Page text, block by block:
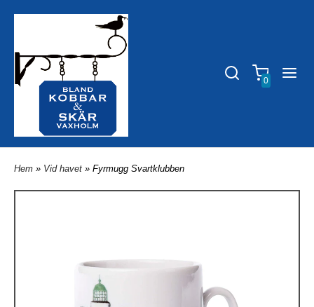
0
Hem » Vid havet » Fyrmugg Svartklubben